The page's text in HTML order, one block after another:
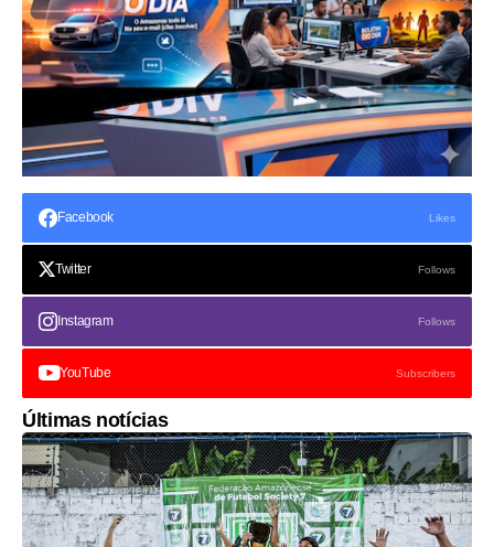
Facebook Likes
Twitter Follows
Instagram Follows
YouTube Subscribers
Últimas notícias